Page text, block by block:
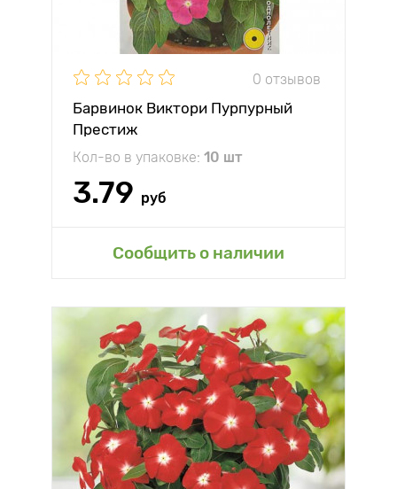
0 отзывов
Барвинок Виктори Пурпурный
Престиж
Кол-во в упаковке: 10 шт
3.79 руб
Сообщить о наличии